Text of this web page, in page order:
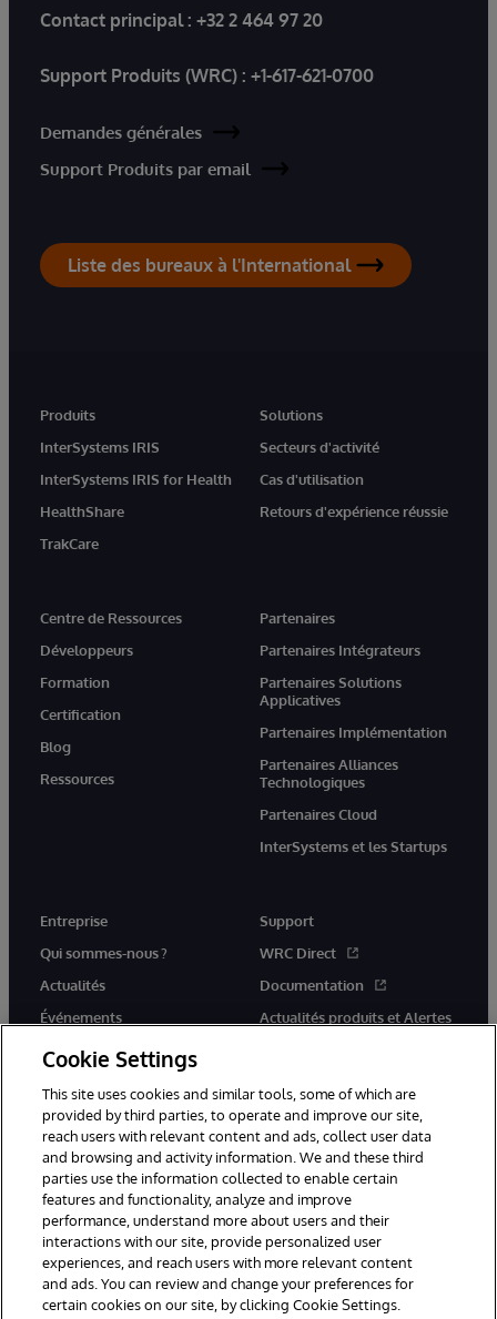
Contact principal : +32 2 464 97 20
Support Produits (WRC) : +1-617-621-0700
Demandes générales
Support Produits par email
Liste des bureaux à l'International
Produits
InterSystems IRIS
InterSystems IRIS for Health
HealthShare
TrakCare
Solutions
Secteurs d'activité
Cas d'utilisation
Retours d'expérience réussie
Centre de Ressources
Développeurs
Formation
Certification
Blog
Ressources
Partenaires
Partenaires Intégrateurs
Partenaires Solutions
Applicatives
Partenaires Implémentation
Partenaires Alliances
Technologiques
Partenaires Cloud
InterSystems et les Startups
Entreprise
Qui sommes-nous ?
Actualités
Événements
Rejoignez-nous
Support
WRC Direct
Documentation
Actualités produits et Alertes
© 1996-2026 InterSystems Corporation, Cambridge, MA. Tous droits
réservés.
Mentions légales
Déclaration de confidentialité d'InterSystems Corporation
Garantie
Accessibilité
Cookie Settings
This site uses cookies and similar tools, some of which are
provided by third parties, to operate and improve our site,
reach users with relevant content and ads, collect user data
and browsing and activity information. We and these third
parties use the information collected to enable certain
features and functionality, analyze and improve
performance, understand more about users and their
interactions with our site, provide personalized user
experiences, and reach users with more relevant content
and ads. You can review and change your preferences for
certain cookies on our site, by clicking Cookie Settings.